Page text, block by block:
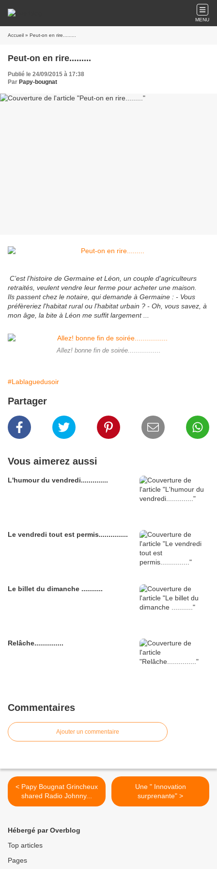
MENU
Accueil » Peut-on en rire.........
Peut-on en rire.........
Publié le 24/09/2015 à 17:38
Par Papy-bougnat
C’est l’histoire de Germaine et Léon, un couple d'agriculteurs
retraités, veulent vendre leur ferme pour acheter une maison.
Ils passent chez le notaire, qui demande à Germaine : - Vous
préfèreriez l'habitat rural ou l'habitat urbain ? - Oh, vous savez, à
mon âge, la bite à Léon me suffit largement ...
Allez! bonne fin de soirée.................
#Lablaguedusoir
Partager
Vous aimerez aussi
L'humour du vendredi..............
Le vendredi tout est permis...............
Le billet du dimanche ...........
Relâche...............
Commentaires
Ajouter un commentaire
< Papy Bougnat Grincheux
shared Radio Johnny...
Une " Innovation
surprenante" >
Hébergé par Overblog
Top articles
Pages